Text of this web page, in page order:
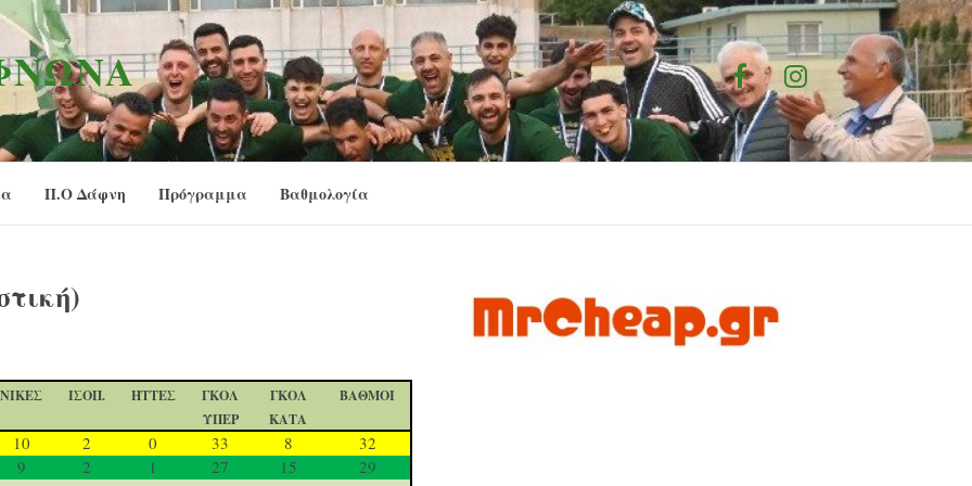
FacebookInstagram
Π.Ο Δάφνη Πρόγραμμα Βαθμολογία
ΝΙΚΕΣ ΙΣΟΠ. ΗΤΤΕΣ
ΓΚΟΛ
ΥΠΕΡ
ΓΚΟΛ
ΚΑΤΑ
ΒΑΘΜΟΙ
10 2 0 33 8 32
9 2 1 27 15 29